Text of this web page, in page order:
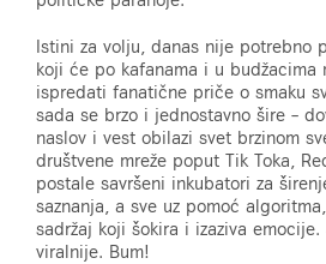
Istini za volju, danas nije potrebno
koji će po kafanama i u budžacima
ispredati fanatične priče o smaku
sada se brzo i jednostavno šire –
naslov i vest obilazi svet brzinom
društvene mreže poput Tik Toka,
postale savršeni inkubatori za
saznanja, a sve uz pomoć
sadržaj koji šokira i izaziva
viralnije. Bum!